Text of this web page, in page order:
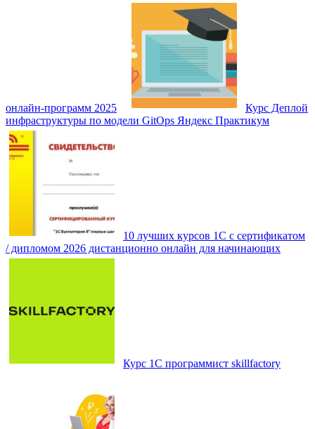
онлайн‑программ 2025
Курс Деплой
инфраструктуры по модели GitOps Яндекс Практикум
10 лучших курсов 1С с сертификатом
/ дипломом 2026 дистанционно онлайн для начинающих
Курс 1С программист skillfactory